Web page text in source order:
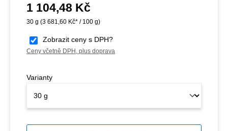
Běžná cena:
1 104,48 Kč
30 g (3 681,60 Kč* / 100 g)
Zobrazit ceny s DPH?
Ceny včetně DPH, plus doprava
Varianty